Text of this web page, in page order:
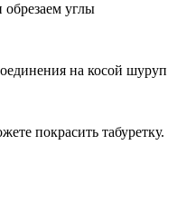
углы
на косой шуруп
покрасить табуретку.